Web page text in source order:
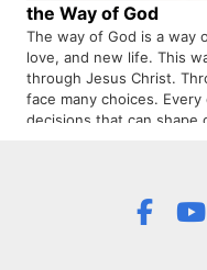
the Way of God
The way of God is a way
love, and new life. This
through Jesus Christ.
face many choices. Every
decisions that can shape
way is found in Jesus
the One who shows us